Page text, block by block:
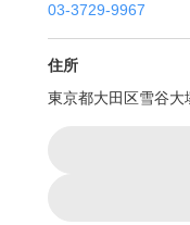
03-3729-9967
住所
東京都大田区雪谷大